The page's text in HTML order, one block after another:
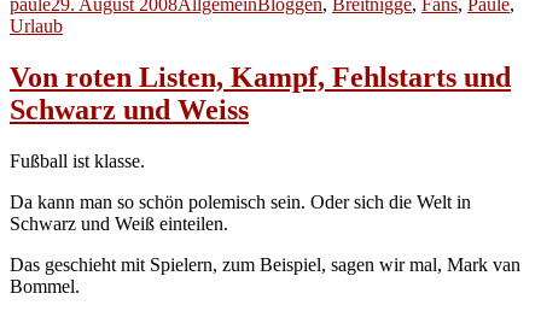
paule
am
29. August 2008AllgemeinBloggen, Breitnigge, Fans, Paule,
Urlaub
Von roten Listen, Kampf, Fehlstarts und
Schwarz und Weiss
Fußball ist klasse.
Da kann man so schön polemisch sein. Oder sich die Welt in
Schwarz und Weiß einteilen.
Das geschieht mit Spielern, zum Beispiel, sagen wir mal, Mark van
Bommel.